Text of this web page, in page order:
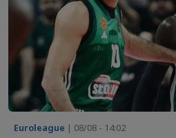
Euroleague | 08/08 - 14:02